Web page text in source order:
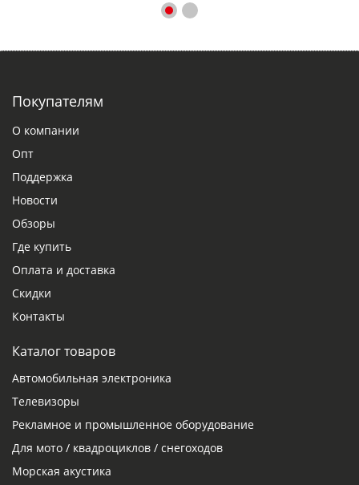
Покупателям
О компании
Опт
Поддержка
Новости
Обзоры
Где купить
Оплата и доставка
Скидки
Контакты
Каталог товаров
Автомобильная электроника
Телевизоры
Рекламное и промышленное оборудование
Для мото / квадроциклов / снегоходов
Морская акустика